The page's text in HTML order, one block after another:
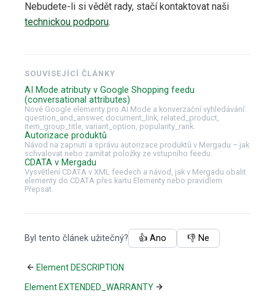
Nebudete-li si vědět rady, stačí kontaktovat naši
technickou podporu.
SOUVISEJÍCÍ ČLÁNKY
AI Mode atributy v Google Shopping feedu
(conversational attributes)
Nové Google elementy pro AI Mode a konverzační vyhledávání:
question_and_answer, document_link, related_product,
item_group_title, variant_option, popularity_rank.
Autorizace produktů
Návod na zapnutí a správu autorizace produktů v Mergadu – jak
schvalovat nebo zamítat položky ze vstupního feedu.
CDATA v Mergadu
Vysvětlení CDATA v XML feedech a návod, jak v Mergadu obalit
elementy do CDATA přes kartu Elementy nebo pravidlem
Přepsat.
Byl tento článek užitečný? 👍 Ano 👎 Ne
Element DESCRIPTION
Element EXTENDED_WARRANTY